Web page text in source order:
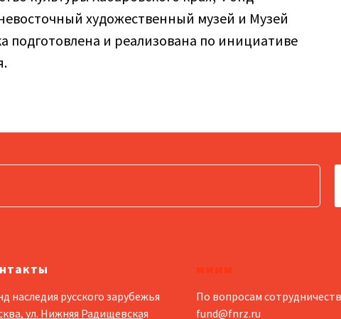
художественный музей и Музей
подготовлена и реализована по инициативе
наследия русского зарубежья
ул. Нижняя Радищевская
мммм
По вопросам
fund@fnrz.ru